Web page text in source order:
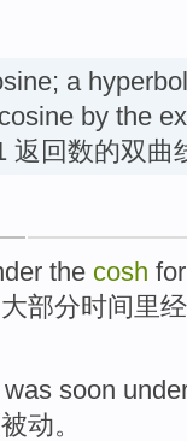
a
by the
返回数的双曲
the cosh for
大部分时间里
was soon
动。